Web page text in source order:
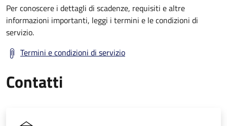
Per conoscere i dettagli di scadenze, requisiti e altre
informazioni importanti, leggi i termini e le condizioni di
servizio.
Termini e condizioni di servizio
Contatti